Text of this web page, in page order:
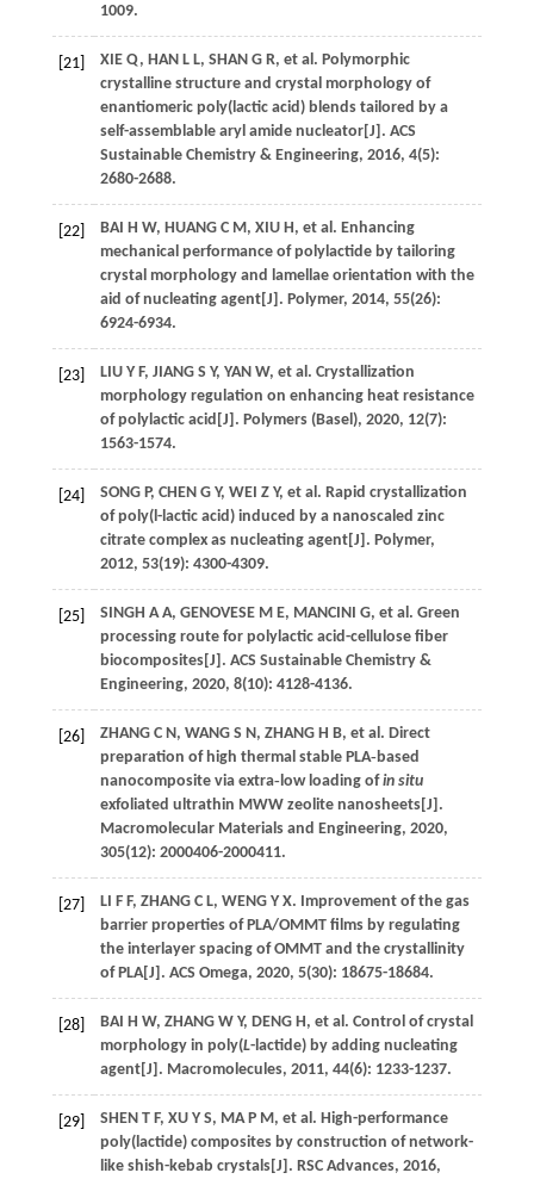
1009.
[21] XIE Q, HAN L L, SHAN G R, et al. Polymorphic
crystalline structure and crystal morphology of
enantiomeric poly(lactic acid) blends tailored by a
self-assemblable aryl amide nucleator[J]. ACS
Sustainable Chemistry & Engineering, 2016, 4(5):
2680-2688.
[22] BAI H W, HUANG C M , XIU H , et al. Enhancing
mechanical performance of polylactide by tailoring
crystal morphology and lamellae orientation with the
aid of nucleating agent[J]. Polymer, 2014, 55(26):
6924-6934.
[23] LIU Y F, JIANG S Y, YAN W, et al. Crystallization
morphology regulation on enhancing heat resistance
of polylactic acid[J]. Polymers (Basel), 2020, 12(7):
1563-1574.
[24] SONG P, CHEN G Y, WEI Z Y, et al. Rapid crystallization
of poly(l-lactic acid) induced by a nanoscaled zinc
citrate complex as nucleating agent[J]. Polymer,
2012, 53(19): 4300-4309.
[25] SINGH A A, GENOVESE M E, MANCINI G, et al. Green
processing route for polylactic acid-cellulose fiber
biocomposites[J]. ACS Sustainable Chemistry &
Engineering, 2020, 8(10): 4128-4136.
[26] ZHANG C N , WANG S N , ZHANG H B, et al. Direct
preparation of high thermal stable PLA‐based
nanocomposite via extra‐low loading ofin situ
exfoliated ultrathin MWW zeolite nanosheets[J].
Macromolecular Materials and Engineering, 2020,
305(12): 2000406-2000411.
[27] LI F F, ZHANG C L, WENG Y X. Improvement of the gas
barrier properties of PLA/OMMT films by regulating
the interlayer spacing of OMMT and the crystallinity
of PLA[J]. ACS Omega, 2020, 5(30): 18675-18684.
[28] BAI H W, ZHANG W Y, DENG H , et al. Control of crystal
morphology in poly(L-lactide) by adding nucleating
agent[J]. Macromolecules, 2011, 44(6): 1233-1237.
[29] SHEN T F, XU Y S, MA P M , et al. High-performance
poly(lactide) composites by construction of network-
like shish-kebab crystals[J]. RSC Advances, 2016,